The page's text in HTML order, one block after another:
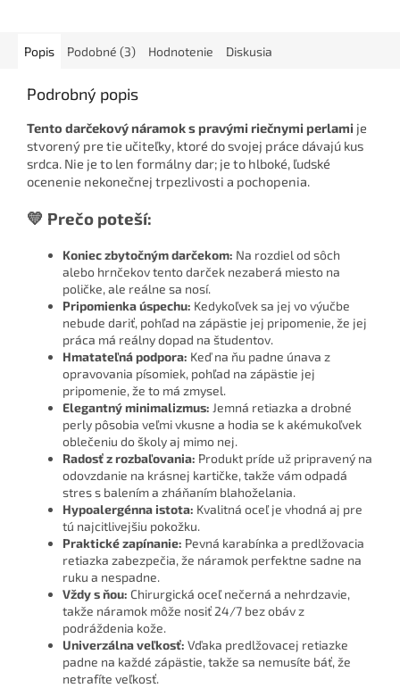
Popis Podobné (3) Hodnotenie Diskusia
Podrobný popis
Tento darčekový náramok s pravými riečnymi perlami je
stvorený pre tie učiteľky, ktoré do svojej práce dávajú kus
srdca. Nie je to len formálny dar; je to hlboké, ľudské
ocenenie nekonečnej trpezlivosti a pochopenia.
💛 Prečo poteší:
Koniec zbytočným darčekom: Na rozdiel od sôch
alebo hrnčekov tento darček nezaberá miesto na
poličke, ale reálne sa nosí.
Pripomienka úspechu: Kedykoľvek sa jej vo výučbe
nebude dariť, pohľad na zápästie jej pripomenie, že jej
práca má reálny dopad na študentov.
Hmatateľná podpora: Keď na ňu padne únava z
opravovania písomiek, pohľad na zápästie jej
pripomenie, že to má zmysel.
Elegantný minimalizmus: Jemná retiazka a drobné
perly pôsobia veľmi vkusne a hodia se k akémukoľvek
oblečeniu do školy aj mimo nej.
Radosť z rozbaľovania: Produkt príde už pripravený na
odovzdanie na krásnej kartičke, takže vám odpadá
stres s balením a zháňaním blahoželania.
Hypoalergénna istota: Kvalitná oceľ je vhodná aj pre
tú najcitlivejšiu pokožku.
Praktické zapínanie: Pevná karabínka a predlžovacia
retiazka zabezpečia, že náramok perfektne sadne na
ruku a nespadne.
Vždy s ňou: Chirurgická oceľ nečerná a nehrdzavie,
takže náramok môže nosiť 24/7 bez obáv z
podráždenia kože.
Univerzálna veľkosť: Vďaka predlžovacej retiazke
padne na každé zápästie, takže sa nemusíte báť, že
netrafíte veľkosť.